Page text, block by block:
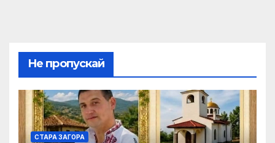
Не пропускай
СТАРА ЗАГОРА